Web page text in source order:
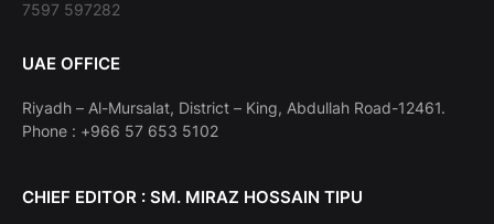
7597 597282
UAE OFFICE
Riyadh – Al-Mursalat, District – King, Abdullah Road-12461.
Phone : +966 57 653 5102
CHIEF EDITOR : SM. MIRAZ HOSSAIN TIPU